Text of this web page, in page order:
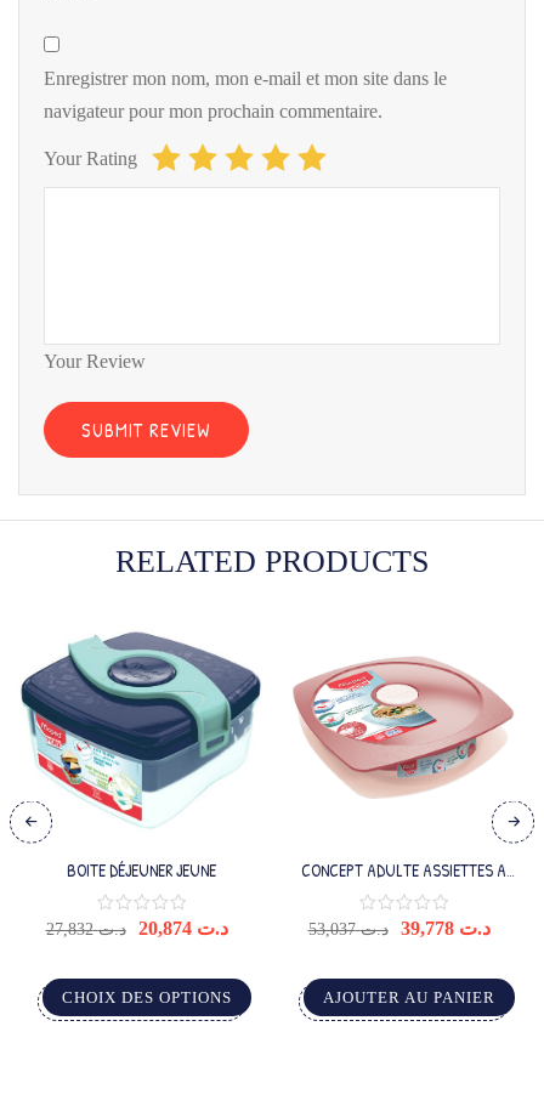
Enregistrer mon nom, mon e-mail et mon site dans le
navigateur pour mon prochain commentaire.
Your Rating
Your Review
RELATED PRODUCTS
BOITE DÉJEUNER JEUNE
د.ت27,832 د.ت 20,874
CHOIX DES OPTIONS
CONCEPT ADULTE ASSIETTES A
DEJEUNER ROUGE
د.ت53,037 د.ت 39,778
AJOUTER AU PANIER